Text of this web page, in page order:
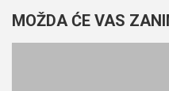
MOŽDA ĆE VAS